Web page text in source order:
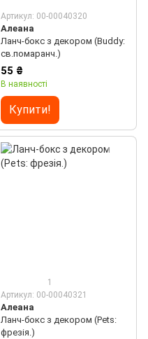
Артикул: 00-00040320
Алеана
Ланч-бокс з декором (Buddy:
св.помаранч.)
55 ₴
В наявності
Купити!
1
Артикул: 00-00040321
Алеана
Ланч-бокс з декором (Pets:
фрезія.)